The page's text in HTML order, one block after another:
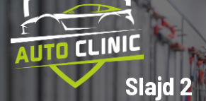
Slajd 2